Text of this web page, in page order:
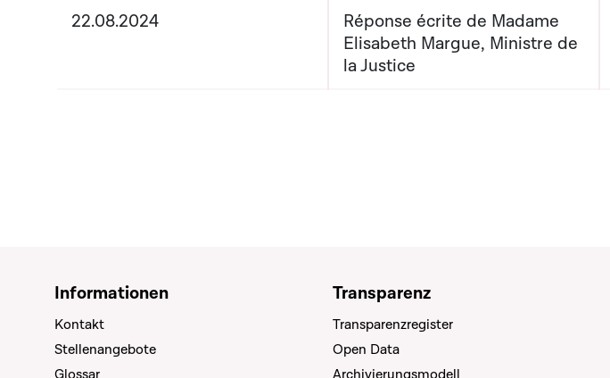
22.08.2024
Réponse écrite de Madame
Elisabeth Margue, Ministre de
la Justice
Informationen
Kontakt
Stellenangebote
Glossar
Transparenz
Transparenzregister
Open Data
Archivierungsmodell